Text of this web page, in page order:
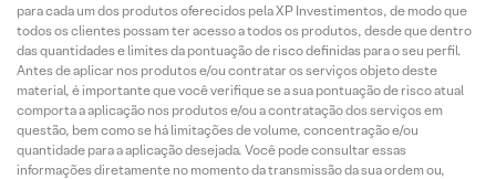
para cada um dos produtos oferecidos pela XP Investimentos, de modo que
todos os clientes possam ter acesso a todos os produtos, desde que dentro
das quantidades e limites da pontuação de risco definidas para o seu perfil.
Antes de aplicar nos produtos e/ou contratar os serviços objeto deste
material, é importante que você verifique se a sua pontuação de risco atual
comporta a aplicação nos produtos e/ou a contratação dos serviços em
questão, bem como se há limitações de volume, concentração e/ou
quantidade para a aplicação desejada. Você pode consultar essas
informações diretamente no momento da transmissão da sua ordem ou,